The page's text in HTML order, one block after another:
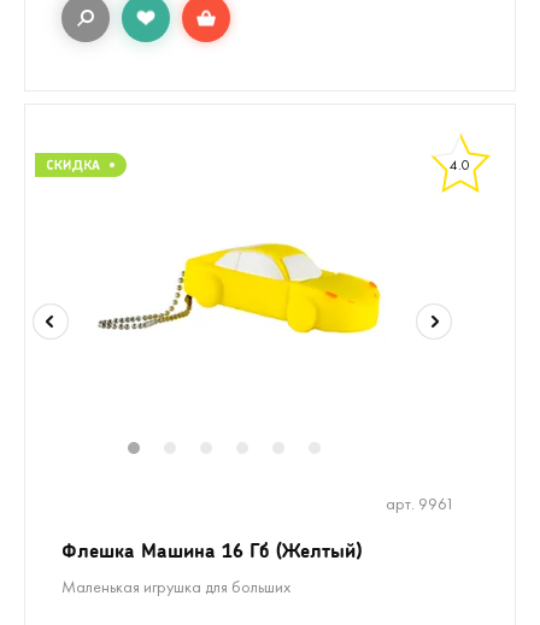
4.0
Флешка Машина 16 Гб (Желтый)
Маленькая игрушка для больших
арт. 9961